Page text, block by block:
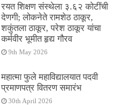
रयत शिक्षण संस्थेला ३.६२ कोटींची
देणगी; लोकनेते रामशेठ ठाकूर,
शकुंतला ठाकूर, परेश ठाकूर यांचा
कर्मवीर भूमीत हृद्य गौरव
9th May 2026
महात्मा फुले महाविद्यालयात पदवी
प्रमाणपत्र वितरण समारंभ
30th April 2026